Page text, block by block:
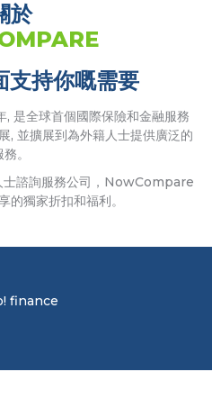
於​​​​​​​
持你嘅需要
全球首個國際保險和金融服務
, 並擴展到為外籍人士提供廣泛的
。
士諮詢服務公司，NowCompare
的獨家折扣和福利。
finance